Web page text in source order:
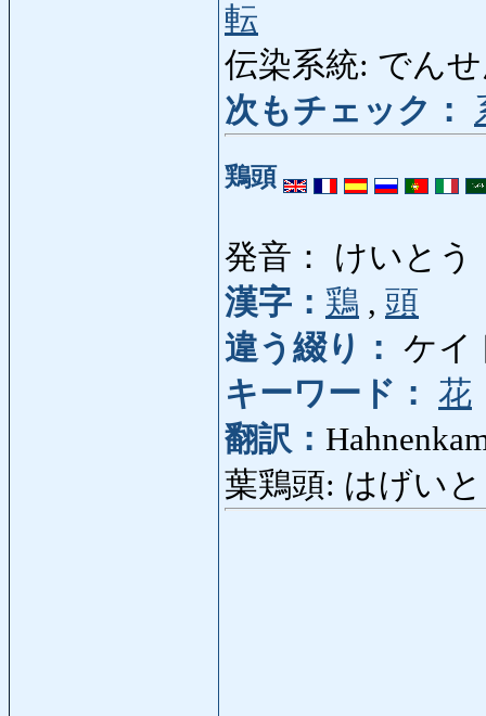
転
伝染系統: でん
次もチェック：
鶏頭
発音： けいとう
漢字： 鶏 , 頭
違う綴り： ケイ
キーワード： 花
翻訳：
葉鶏頭: はげい